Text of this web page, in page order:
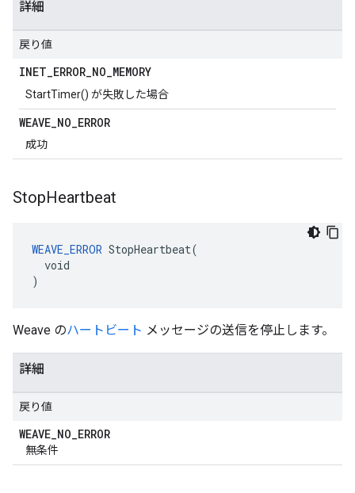
詳細
戻り値
INET_ERROR_NO_MEMORY
StartTimer() が失敗した場合
WEAVE_NO_ERROR
成功
StopHeartbeat
WEAVE_ERROR StopHeartbeat(
  void
)
Weave のハートビート メッセージの送信を停止します。
詳細
戻り値
WEAVE_NO_ERROR
無条件